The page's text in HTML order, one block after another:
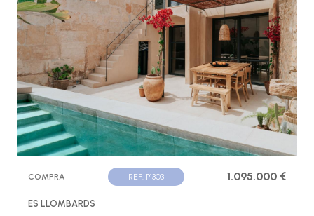
COMPRA REF. P1303 1.095.000 €
ES LLOMBARDS